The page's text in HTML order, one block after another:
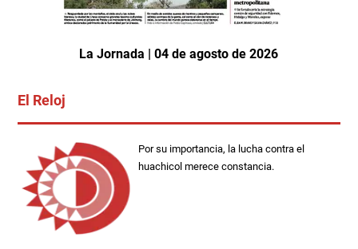
La Jornada | 04 de agosto de 2026
El Reloj
Por su importancia, la lucha contra el
huachicol merece constancia.